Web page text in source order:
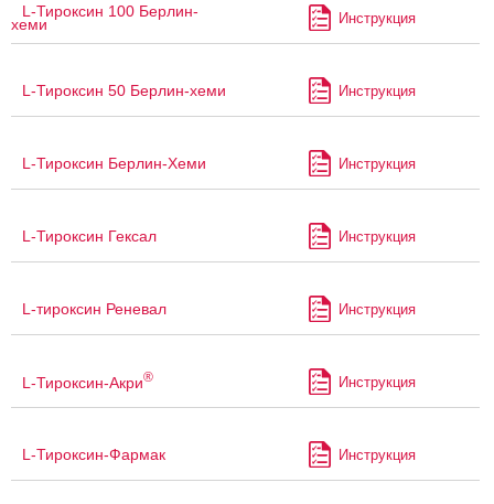
L-Тироксин 100 Берлин-
хеми Инструкция
L-Тироксин 50 Берлин-хеми Инструкция
L-Тироксин Берлин-Хеми Инструкция
L-Тироксин Гексал Инструкция
L-тироксин Реневал Инструкция
L-Тироксин-Акри® Инструкция
L-Тироксин-Фармак Инструкция